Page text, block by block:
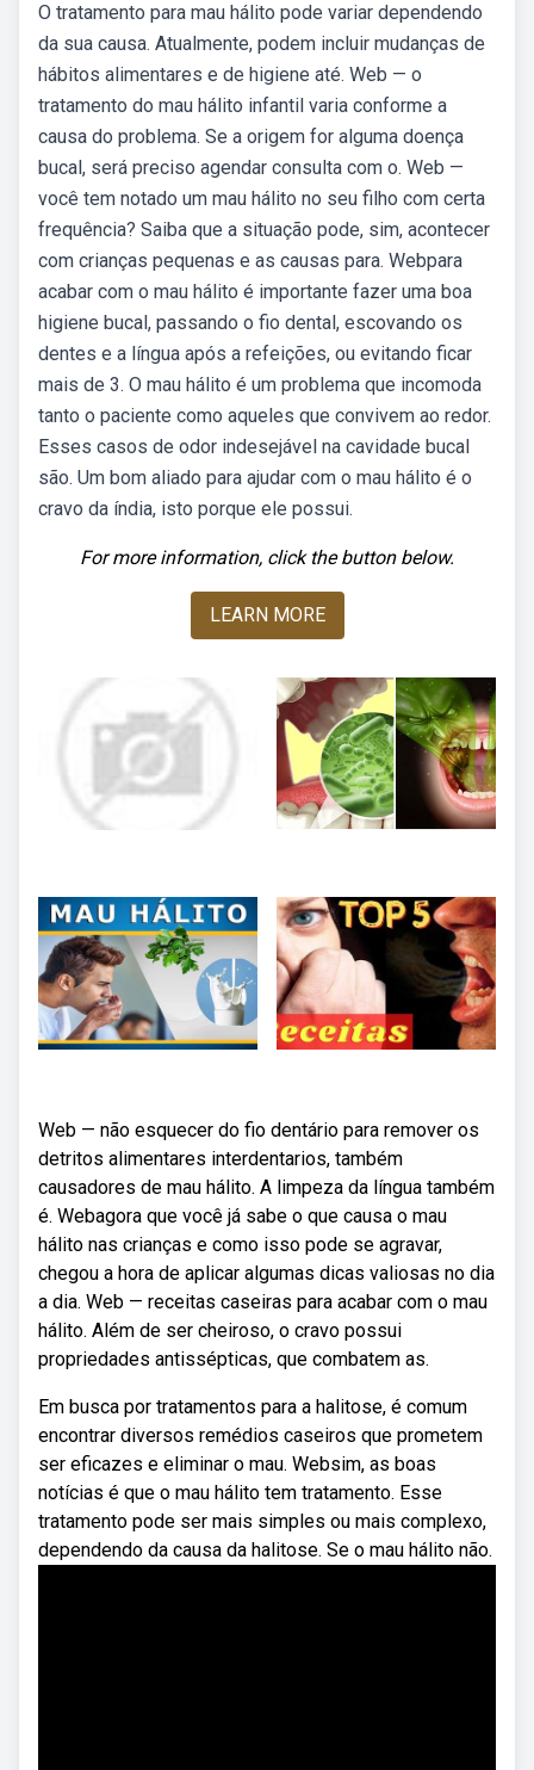
O tratamento para mau hálito pode variar dependendo
da sua causa. Atualmente, podem incluir mudanças de
hábitos alimentares e de higiene até. Web — o
tratamento do mau hálito infantil varia conforme a
causa do problema. Se a origem for alguma doença
bucal, será preciso agendar consulta com o. Web —
você tem notado um mau hálito no seu filho com certa
frequência? Saiba que a situação pode, sim, acontecer
com crianças pequenas e as causas para. Webpara
acabar com o mau hálito é importante fazer uma boa
higiene bucal, passando o fio dental, escovando os
dentes e a língua após a refeições, ou evitando ficar
mais de 3. O mau hálito é um problema que incomoda
tanto o paciente como aqueles que convivem ao redor.
Esses casos de odor indesejável na cavidade bucal
são. Um bom aliado para ajudar com o mau hálito é o
cravo da índia, isto porque ele possui.
For more information, click the button below.
LEARN MORE
Web — não esquecer do fio dentário para remover os
detritos alimentares interdentarios, também
causadores de mau hálito. A limpeza da língua também
é. Webagora que você já sabe o que causa o mau
hálito nas crianças e como isso pode se agravar,
chegou a hora de aplicar algumas dicas valiosas no dia
a dia. Web — receitas caseiras para acabar com o mau
hálito. Além de ser cheiroso, o cravo possui
propriedades antissépticas, que combatem as.
Em busca por tratamentos para a halitose, é comum
encontrar diversos remédios caseiros que prometem
ser eficazes e eliminar o mau. Websim, as boas
notícias é que o mau hálito tem tratamento. Esse
tratamento pode ser mais simples ou mais complexo,
dependendo da causa da halitose. Se o mau hálito não.